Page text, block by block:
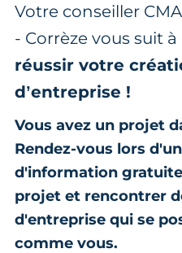
Votre conseiller
- Corrèze vous suit
réussir votre
d’entreprise !
Vous avez un projet
Rendez-vous lors
d'information
projet et rencontrer
d'entreprise qui se
comme vous.